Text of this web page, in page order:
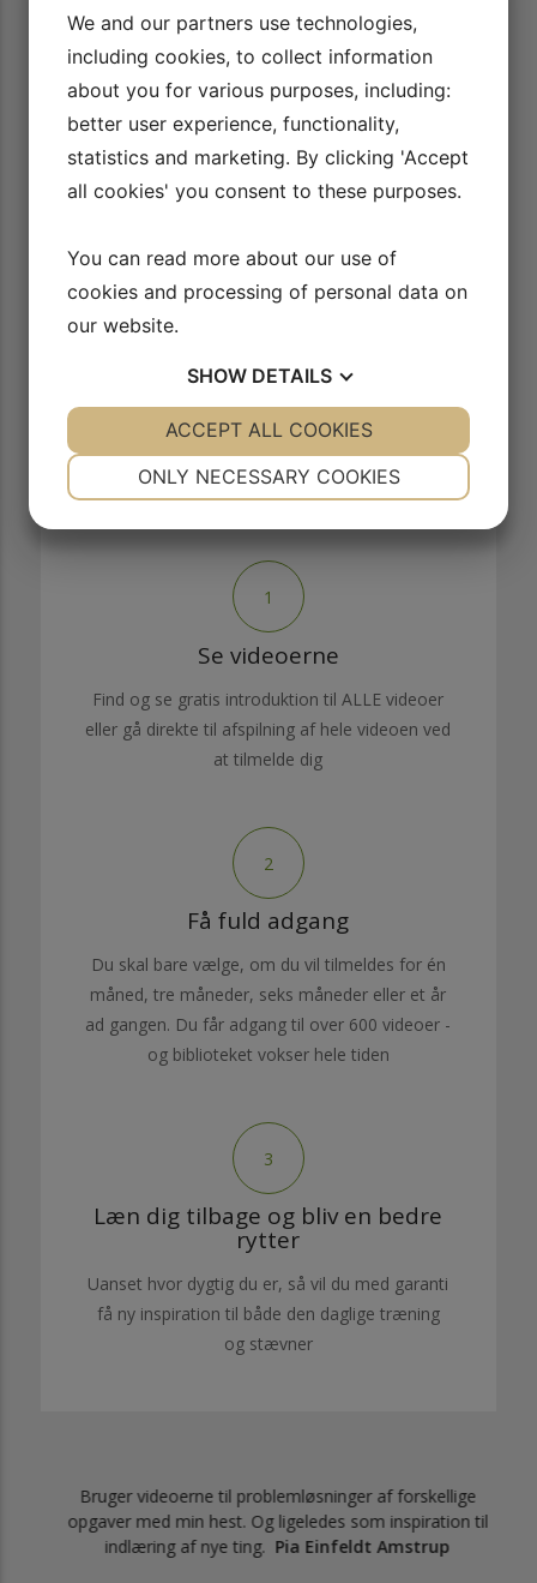
7/7
Playliste med alle videoer
1
Se videoerne
Find og se gratis introduktion til ALLE videoer
eller gå direkte til afspilning af hele videoen ved
at tilmelde dig
2
Få fuld adgang
Du skal bare vælge, om du vil tilmeldes for én
måned, tre måneder, seks måneder eller et år
ad gangen. Du får adgang til over 600 videoer -
og biblioteket vokser hele tiden
3
Læn dig tilbage og bliv en bedre
rytter
Uanset hvor dygtig du er, så vil du med garanti
få ny inspiration til både den daglige træning
og stævner
Bruger videoerne til problemløsninger af forskellige
opgaver med min hest. Og ligeledes som inspiration til
indlæring af nye ting. Pia Einfeldt Amstrup
We and our partners use technologies,
including cookies, to collect information
about you for various purposes, including:
better user experience, functionality,
statistics and marketing. By clicking 'Accept
all cookies' you consent to these purposes.
You can read more about our use of
cookies and processing of personal data on
our website.
SHOW DETAILS
YES NO YES NO
YES NO YES NO
ONLY NECESSARY COOKIES
ACCEPT ALL COOKIES